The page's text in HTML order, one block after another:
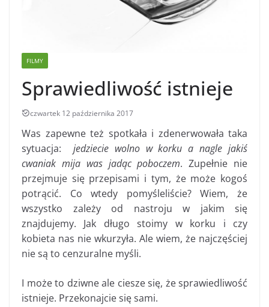
FILMY
Sprawiedliwość istnieje
czwartek 12 października 2017
Was zapewne też spotkała i zdenerwowała taka
sytuacja: jedziecie wolno w korku a nagle jakiś
cwaniak mija was jadąc poboczem. Zupełnie nie
przejmuje się przepisami i tym, że może kogoś
potrącić. Co wtedy pomyśleliście? Wiem, że
wszystko zależy od nastroju w jakim się
znajdujemy. Jak długo stoimy w korku i czy
kobieta nas nie wkurzyła. Ale wiem, że najczęściej
nie są to cenzuralne myśli.
I może to dziwne ale ciesze się, że sprawiedliwość
istnieje. Przekonajcie się sami.